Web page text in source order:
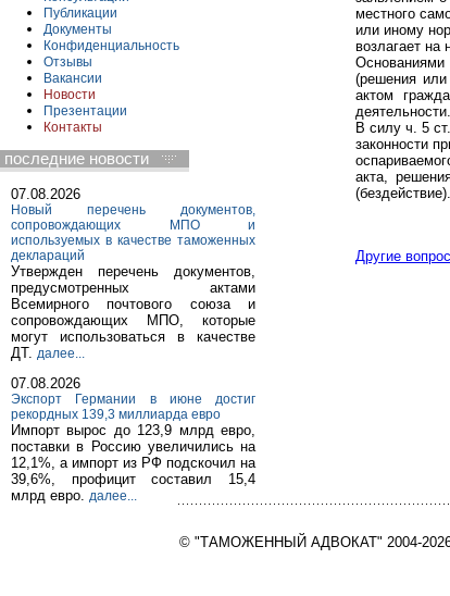
Публикации
Документы
Конфиденциальность
Отзывы
Вакансии
Новости
Презентации
Контакты
последние новости
07.08.2026
Новый перечень документов,
сопровождающих МПО и
используемых в качестве таможенных
деклараций
Утвержден перечень документов,
предусмотренных актами
Всемирного почтового союза и
сопровождающих МПО, которые
могут использоваться в качестве
ДТ. далее...
07.08.2026
Экспорт Германии в июне достиг
рекордных 139,3 миллиарда евро
Импорт вырос до 123,9 млрд евро,
поставки в Россию увеличились на
12,1%, а импорт из РФ подскочил на
39,6%, профицит составил 15,4
млрд евро. далее...
местного
или иному
возлагает на
Основаниями
(решения или
актом
деятельности.
В силу ч. 5
законности
акта,
(бездействие).
Другие
© "ТАМОЖЕННЫЙ АДВОКАТ" 2004-